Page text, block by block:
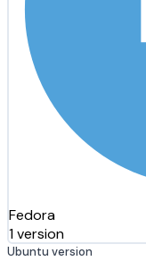
Fedora
1 version
Ubuntu version